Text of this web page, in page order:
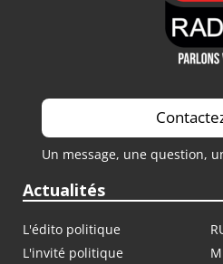
Un message, une question,
Actualités
L'édito politique
L'invité politique